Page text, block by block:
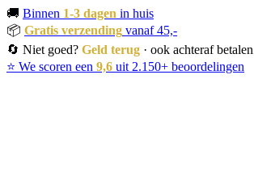
🚚 Binnen 1-3 dagen in huis
📦 Gratis verzending vanaf 45,-
🔄 Niet goed? Geld terug · ook achteraf betalen
⭐ We scoren een 9,6 uit 2.150+ beoordelingen